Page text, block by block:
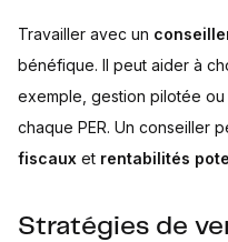
Travailler avec un
bénéfique. Il peut aider à
exemple, gestion pilotée
chaque PER. Un conseiller
fiscaux et rentabilités
Stratégies de